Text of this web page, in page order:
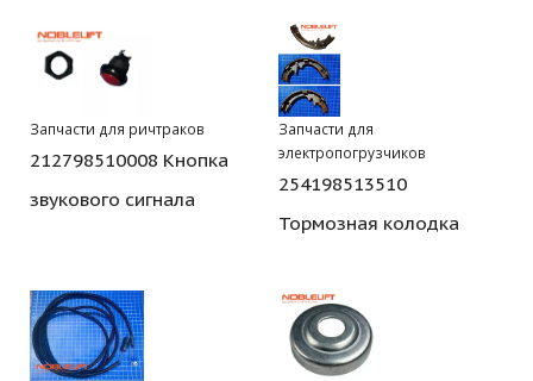
Запчасти для ричтраков
212798510008 Кнопка
звукового сигнала
Запчасти для
электропогрузчиков
254198513510
Тормозная колодка